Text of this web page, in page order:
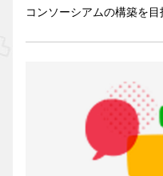
コンソーシアムの構築を目